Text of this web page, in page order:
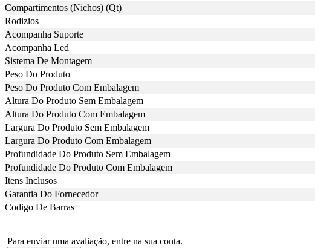
Compartimentos (Nichos) (Qt)
Rodizios
Acompanha Suporte
Acompanha Led
Sistema De Montagem
Peso Do Produto
Peso Do Produto Com Embalagem
Altura Do Produto Sem Embalagem
Altura Do Produto Com Embalagem
Largura Do Produto Sem Embalagem
Largura Do Produto Com Embalagem
Profundidade Do Produto Sem Embalagem
Profundidade Do Produto Com Embalagem
Itens Inclusos
Garantia Do Fornecedor
Codigo De Barras
Para enviar uma avaliação, entre na sua conta.